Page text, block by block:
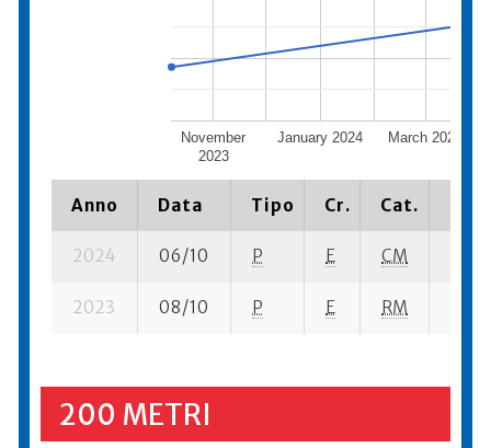
November
2023
January 2024 March 2024
Anno Data Tipo Cr. Cat.
2024 06/10 P E CM
2023 08/10 P E RM
200 METRI